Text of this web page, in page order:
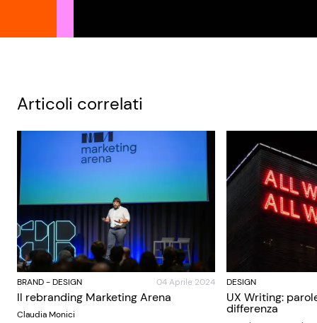
Articoli correlati
BRAND-DESIGN 04 Aprile 2024
Il rebranding Marketing Arena
Claudia Monici
DESIGN
UX Writing:
differenza